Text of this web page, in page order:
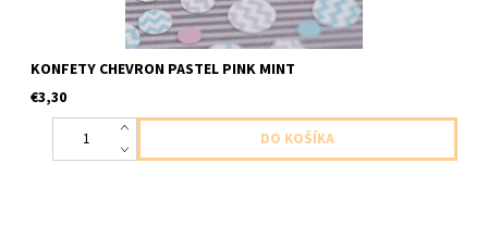
KONFETY CHEVRON PASTEL PINK MINT
€3,30